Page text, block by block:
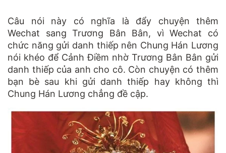
Câu nói này có nghĩa là đẩy chuyện thêm
Wechat sang Trương Bân Bân, vì Wechat có
chức năng gửi danh thiếp nên Chung Hán Lương
nói khéo để Cảnh Điềm nhờ Trương Bân Bân gửi
danh thiếp của anh cho cô. Còn chuyện có thêm
bạn bè sau khi gửi danh thiếp hay không thì
Chung Hán Lương chẳng đề cập.